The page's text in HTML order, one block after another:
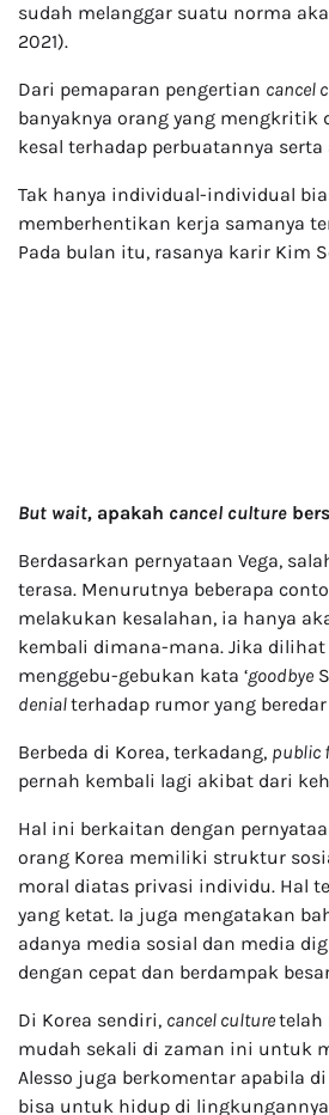
sudah melanggar suatu norma
2021).
Dari pemaparan pengertian cancel
banyaknya orang yang
kesal terhadap perbuatannya
Tak hanya individual-individual
memberhentikan kerja samanya
Pada bulan itu, rasanya karir Kim
But wait, apakah cancel culture
Berdasarkan pernyataan Vega,
terasa. Menurutnya beberapa
melakukan kesalahan, ia hanya
kembali dimana-mana. Jika dilihat
menggebu-gebukan kata ‘goodbye
denialterhadap rumor yang
Berbeda di Korea, terkadang, public
pernah kembali lagi akibat dari
Hal ini berkaitan dengan
orang Korea memiliki struktur
moral diatas privasi individu. Hal
yang ketat. Ia juga mengatakan
adanya media sosial dan media
dengan cepat dan berdampak
Di Korea sendiri, cancel culturetelah
mudah sekali di zaman ini untuk
Alesso juga berkomentar apabila
bisa untuk hidup di